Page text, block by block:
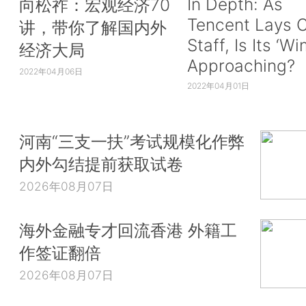
向松祚：宏观经济70
讲，带你了解国内外
经济大局
2022年04月06日
Tencent Lays
Staff, Is Its
Approaching?
2022年04月01日
河南“三支一扶”考试规模化作弊
内外勾结提前获取试卷
2026年08月07日
海外金融专才回流香港 外籍工
作签证翻倍
2026年08月07日